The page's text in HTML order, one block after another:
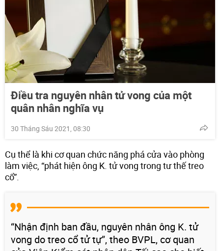
Điều tra nguyên nhân tử vong của một
quân nhân nghĩa vụ
30 Tháng Sáu 2021, 08:30
Cụ thể là khi cơ quan chức năng phá cửa vào phòng
làm việc, “phát hiện ông K. tử vong trong tư thế treo
cổ”.
“Nhận định ban đầu, nguyên nhân ông K. tử
vong do treo cổ tử tự”, theo BVPL, cơ quan